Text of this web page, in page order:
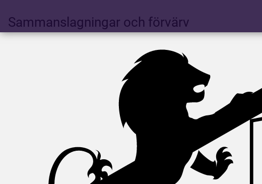
Sammanslagningar och förvärv